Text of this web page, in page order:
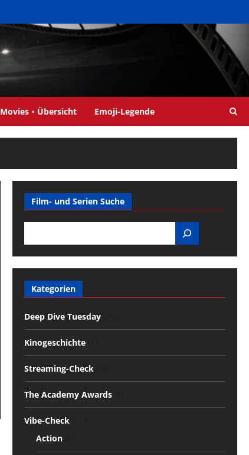
Movies・Übersicht Emoji-Legende
Film- und Serien Suche
Kategorien
Deep Dive Tuesday(25)
Kinogeschichte(1)
Streaming-Check(18)
The Academy Awards(1)
Vibe-Check(113)
Action(7)